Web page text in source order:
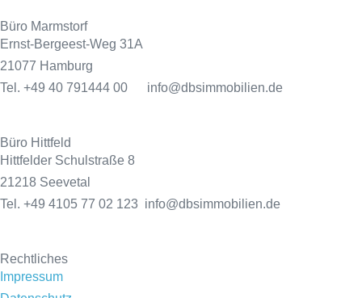
Büro Marmstorf
Ernst-Bergeest-Weg 31A
21077 Hamburg
Tel. +49 40 791444 00 info@dbsimmobilien.de
Büro Hittfeld
Hittfelder Schulstraße 8
21218 Seevetal
Tel. +49 4105 77 02 123 info@dbsimmobilien.de
Rechtliches
Impressum